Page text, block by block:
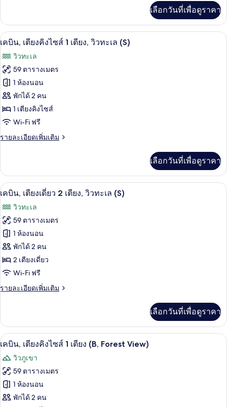
Forest
View)
เกี่ยว
กับ
เคบิน,
เดี่ยว
2
เตียง
(S,
Forest
View)
เลือกวันที่เพื่อดูราคา
เปิด
ภาพถ่าย
ทั้งหมด
ของ
เคบิน,
เตียง
คิง
ไซส์
เตียง,
วิว
ทะเล
(S)
เครื่องนอนระดับพรีเมียม, ผ้านวมขนเ
9
เคบิน, เตียงคิงไซส์ 1 เตียง, วิวทะเล (S)
วิวทะเล
59 ตารางเมตร
1 ห้องนอน
พักได้ 2 คน
1 เตียงคิงไซส์
Wi-Fi ฟรี
รายละเอียดเพิ่มเติม
ราย
เกี่ยว
กับ
เคบิน,
คิง
ไซส์
เตียง,
วิว
ทะเล
(S)
เลือกวันที่เพื่อดูราคา
เปิด
ภาพถ่าย
ทั้งหมด
ของ
เคบิน,
เตียง
เดี่ยว
2
วิว
ทะเล
(S)
เครื่องนอนระดับพรีเมียม, ผ้านวมขนเ
8
เคบิน, เตียงเดี่ยว 2 เตียง, วิวทะเล (S)
วิวทะเล
59 ตารางเมตร
1 ห้องนอน
พักได้ 2 คน
2 เตียงเดี่ยว
Wi-Fi ฟรี
รายละเอียดเพิ่มเติม
ราย
เกี่ยว
กับ
เคบิน,
เดี่ยว
2
เตียง,
วิว
ทะเล
เลือกวันที่เพื่อดูราคา
เปิด
ภาพถ่าย
ทั้งหมด
ของ
เคบิน,
เครื่องนอนระดับพรีเมียม, ผ้านวมขนเ
7
เคบิน, เตียงคิงไซส์ 1 เตียง (B, Forest View)
วิวภูเขา
59 ตารางเมตร
1 ห้องนอน
พักได้ 2 คน